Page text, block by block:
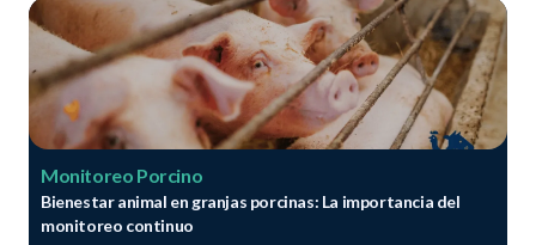
Monitoreo Porcino
Bienestar animal en granjas porcinas: La importancia del
monitoreo continuo